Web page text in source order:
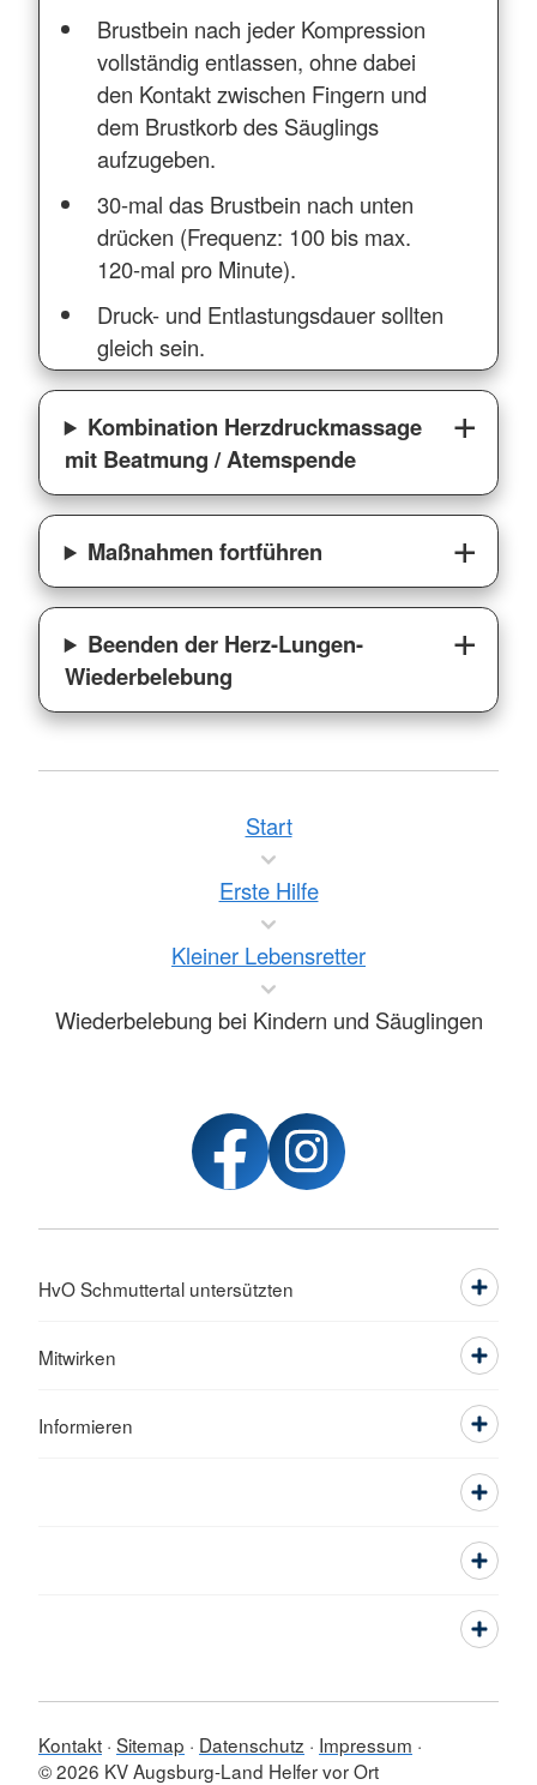
Brustbein nach jeder Kompression
vollständig entlassen, ohne dabei
den Kontakt zwischen Fingern und
dem Brustkorb des Säuglings
aufzugeben.
30-mal das Brustbein nach unten
drücken (Frequenz: 100 bis max.
120-mal pro Minute).
Druck- und Entlastungsdauer sollten
gleich sein.
Kombination Herzdruckmassage
mit Beatmung / Atemspende
Maßnahmen fortführen
Beenden der Herz-Lungen-
Wiederbelebung
Start
Erste Hilfe
Kleiner Lebensretter
Wiederbelebung bei Kindern und Säuglingen
HvO Schmuttertal untersützten
Mitwirken
Informieren
Kontakt Sitemap Datenschutz
Impressum
© 2026 KV Augsburg-Land Helfer vor Ort